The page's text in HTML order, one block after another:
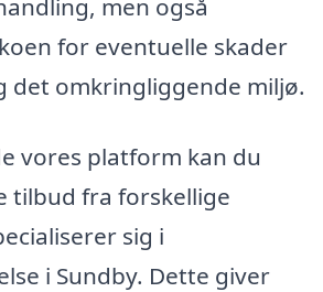
men også
for eventuelle skader
det omkringliggende miljø.
vores platform kan du
tilbud fra forskellige
sig i
i Sundby. Dette giver